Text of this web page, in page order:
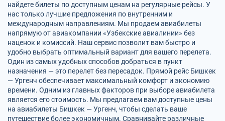
найдете билеты по доступным ценам на регулярные рейсы. У
нас только лучшие предложения по внутренним и
международным направлениям. Мы продаем авиабилеты
напрямую от авиакомпании «Узбекские авиалинии» без
наценок и комиссий. Наш сервис позволит вам быстро и
удобно выбрать оптимальный вариант для вашего перелета.
Один из самых удобных способов добраться в пункт
назначения — это перелет без пересадок. Прямой рейс Бишкек
— Ургенч обеспечивает максимальный комфорт и экономию
времени. Одним из главных факторов при выборе авиабилета
является его стоимость. Мы предлагаем вам доступные цены
на авиабилеты Бишкек — Ургенч, чтобы сделать ваше
путешествие более экономичным. Сравнивайте различные